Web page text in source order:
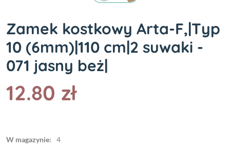
Zamek kostkowy Arta-F,|Typ
10 (6mm)|110 cm|2 suwaki -
071 jasny beż|
12.80 zł
W magazynie: 4